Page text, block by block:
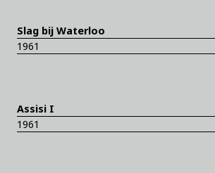
Slag bij Waterloo
1961
Assisi I
1961